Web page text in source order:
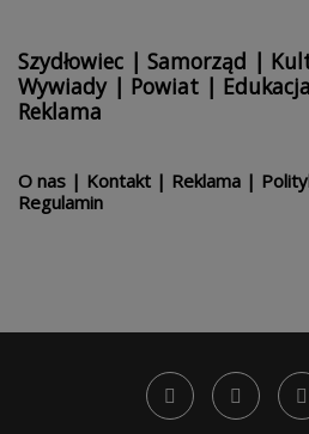
Szydłowiec | Samorząd |
Wywiady| Powiat | Edukacja
Reklama
O nas | Kontakt | Reklama |
Regulamin